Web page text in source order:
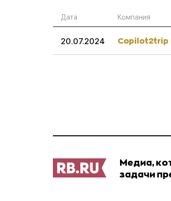
Дата Компания
20.07.2024 Copilot2trip
Медиа,
задачи